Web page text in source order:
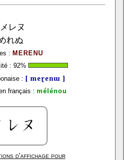
メレヌ
れぬ
: MERENU
: 92%
: [ meɽenɯ ]
français : mélénou
d'affichage pour